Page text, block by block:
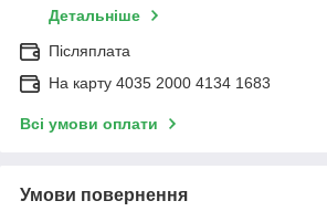
Детальніше
Післяплата
На карту 4035 2000 4134 1683
Всі умови оплати
Умови повернення